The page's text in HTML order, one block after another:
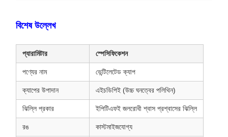
বিশেষ উল্লেখ
প্যারামিটার স্পেসিফিকেশন
পণ্যের নাম ভেন্টিলেটেড ক্যাপ
ক্যাপের উপাদান এইচডিপিই (উচ্চ ঘনত্বের পলিথিন)
ঝিল্লি প্রকার ইপিটিএফই জলরোধী শ্বাস প্রশ্বাসের ঝিল্লি
রঙ কাস্টমাইজযোগ্য